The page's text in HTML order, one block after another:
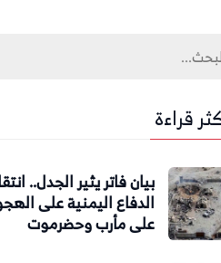
قراءة
بيان فاتر يثير الجدل..
الدفاع اليمنية على
على مأرب وحضرموت